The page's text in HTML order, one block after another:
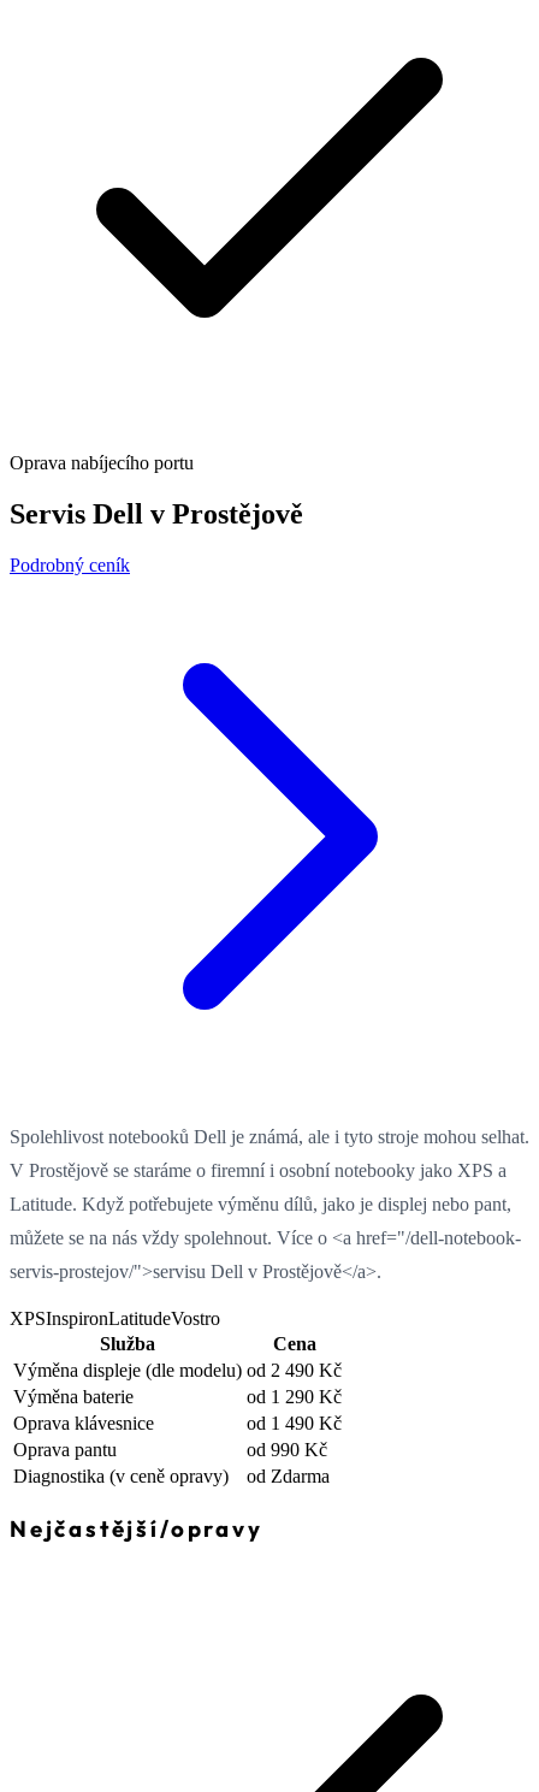
Oprava nabíjecího portu
Servis Dell v Prostějově
Podrobný ceník
Spolehlivost notebooků Dell je známá, ale i tyto stroje mohou selhat.
V Prostějově se staráme o firemní i osobní notebooky jako XPS a
Latitude. Když potřebujete výměnu dílů, jako je displej nebo pant,
můžete se na nás vždy spolehnout. Více o <a href="/dell-notebook-
servis-prostejov/">servisu Dell v Prostějově</a>.
XPSInspironLatitudeVostro
Služba
Cena
Výměna displeje (dle modelu) od 2 490 Kč
Výměna baterie
od 1 290 Kč
Oprava klávesnice
od 1 490 Kč
Oprava pantu
od 990 Kč
Diagnostika (v ceně opravy) od Zdarma
Nejčastější/opravy